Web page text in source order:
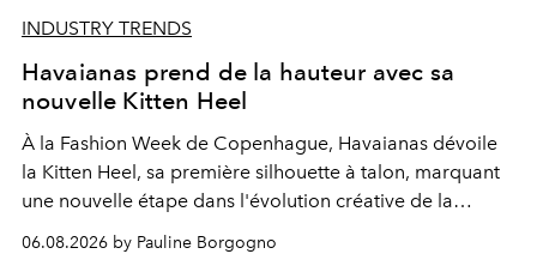
INDUSTRY TRENDS
Havaianas prend de la hauteur avec sa
nouvelle Kitten Heel
À la Fashion Week de Copenhague, Havaianas dévoile
la Kitten Heel, sa première silhouette à talon, marquant
une nouvelle étape dans l'évolution créative de la
06.08.2026 by Pauline Borgogno